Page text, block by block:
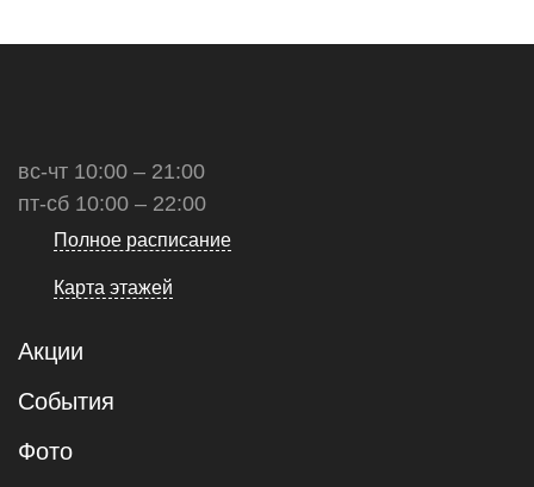
вс-чт 10:00 – 21:00
пт-сб 10:00 – 22:00
Полное расписание
Карта этажей
Акции
События
Фото